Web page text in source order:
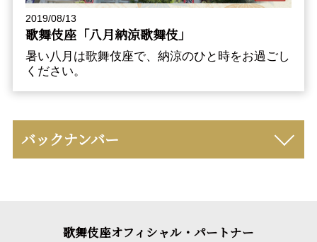
2019/08/13
歌舞伎座「八月納涼歌舞伎」
暑い八月は歌舞伎座で、納涼のひと時をお過ごし
ください。
バックナンバー
歌舞伎座オフィシャル・パートナー